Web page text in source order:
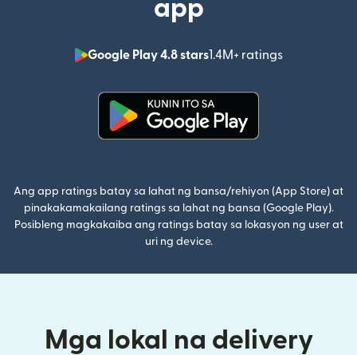
app
Google Play 4.8 stars1.4M+ ratings
(bubukas
Ang app ratings batay sa lahat ng bansa/rehiyon (App Store) at
pinakakamakailang ratings sa lahat ng bansa (Google Play).
Posibleng magkakaiba ang ratings batay sa lokasyon ng user at
uri ng device.
Mga lokal na delivery